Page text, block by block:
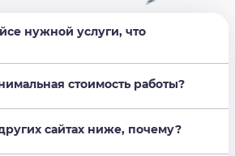
нужной услуги, что
стоимость работы?
сайтах ниже, почему?